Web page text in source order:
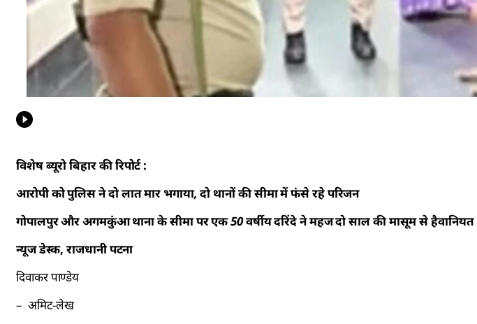
विशेष ब्यूरो बिहार की रिपोर्ट :
आरोपी को पुलिस ने दो लात मार भगाया, दो थानों की सीमा में फंसे रहे परिजन
गोपालपुर और अगमकुंआ थाना के सीमा पर एक 50 वर्षीय दरिंदे ने महज दो साल की मासूम से हैवानियत
न्यूज डेस्क, राजधानी पटना
दिवाकर पाण्डेय
– अमिट-लेख